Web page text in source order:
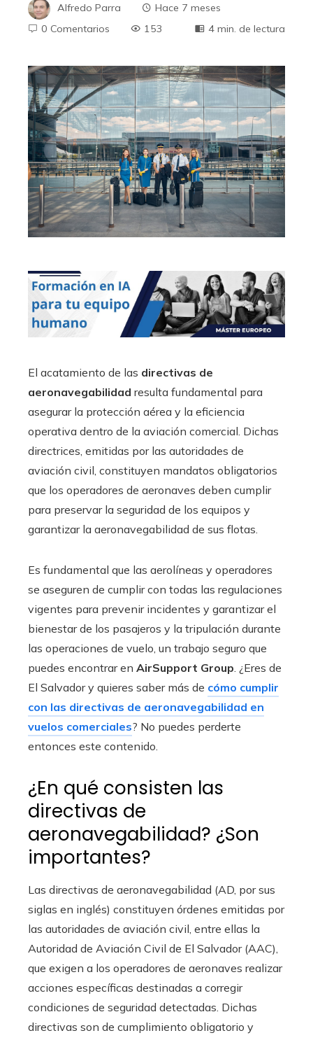
Alfredo Parra
Hace 7 meses
0 Comentarios
153 4 min. de lectura
El acatamiento de las directivas de
aeronavegabilidad resulta fundamental para
asegurar la protección aérea y la eficiencia
operativa dentro de la aviación comercial. Dichas
directrices, emitidas por las autoridades de
aviación civil, constituyen mandatos obligatorios
que los operadores de aeronaves deben cumplir
para preservar la seguridad de los equipos y
garantizar la aeronavegabilidad de sus flotas.
Es fundamental que las aerolíneas y operadores
se aseguren de cumplir con todas las regulaciones
vigentes para prevenir incidentes y garantizar el
bienestar de los pasajeros y la tripulación durante
las operaciones de vuelo, un trabajo seguro que
puedes encontrar en AirSupport Group . ¿Eres de
El Salvador y quieres saber más de cómo cumplir
con las directivas de aeronavegabilidad en
vuelos comerciales? No puedes perderte
entonces este contenido.
¿En qué consisten las
directivas de
aeronavegabilidad? ¿Son
importantes?
Las directivas de aeronavegabilidad (AD, por sus
siglas en inglés) constituyen órdenes emitidas por
las autoridades de aviación civil, entre ellas la
Autoridad de Aviación Civil de El Salvador (AAC),
que exigen a los operadores de aeronaves realizar
acciones específicas destinadas a corregir
condiciones de seguridad detectadas. Dichas
directivas son de cumplimiento obligatorio y